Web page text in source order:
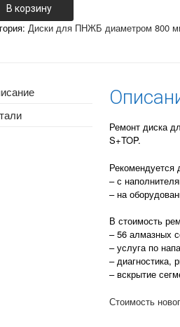
В корзину
Диски для ПНЖБ диаметром 800
Ремонт диска
S+TOP.
Рекомендуется
– с
– на
В стоимость
– 56 алмазных
– услуга по
– диагностика,
– вскрытие
Стоимость